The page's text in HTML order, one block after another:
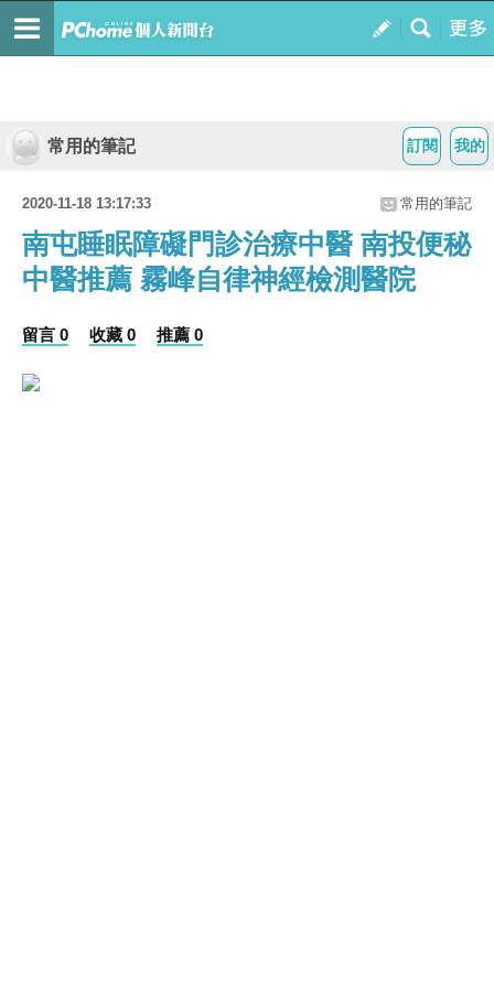
我的
訂閱
常用的筆記
2020-11-18 13:17:33 常用的筆記
南屯睡眠障礙門診治療中醫 南投便秘
中醫推薦 霧峰自律神經檢測醫院
留言 0 收藏 0 推薦 0